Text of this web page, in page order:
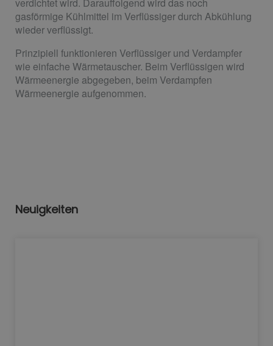
gasförmige Kühlmittel im Verflüssiger durch Abkühlung
wieder verflüssigt.
Prinzipiell funktionieren Verflüssiger und Verdampfer
wie einfache Wärmetauscher. Beim Verflüssigen wird
Wärmeenergie abgegeben, beim Verdampfen
Wärmeenergie aufgenommen.
Neuigkeiten